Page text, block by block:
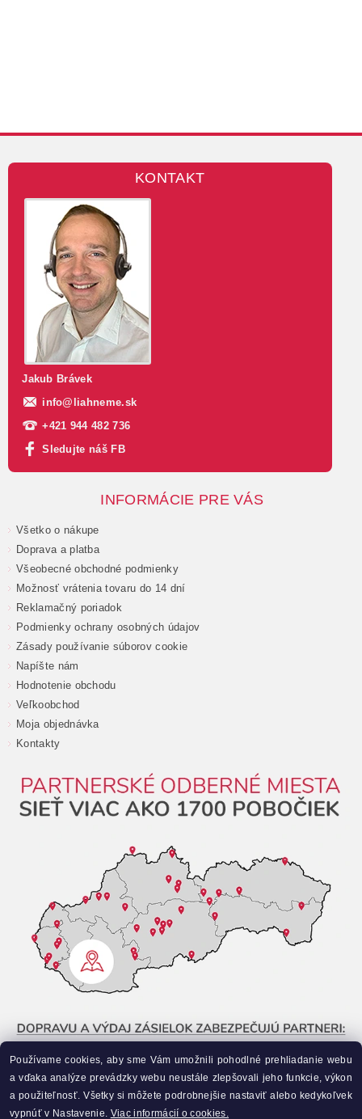
KONTAKT
Jakub Brávek
info@ liahneme.sk
+421 944 482 736
Sledujte náš FB
INFORMÁCIE PRE VÁS
Všetko o nákupe
Doprava a platba
Všeobecné obchodné podmienky
Možnosť vrátenia tovaru do 14 dní
Reklamačný poriadok
Podmienky ochrany osobných údajov
Zásady používanie súborov cookie
Napíšte nám
Hodnotenie obchodu
Veľkoobchod
Moja objednávka
Kontakty
Používame cookies, aby sme Vám umožnili pohodlné prehliadanie webu
a vďaka analýze prevádzky webu neustále zlepšovali jeho funkcie, výkon
a použiteľnosť. Všetky si môžete podrobnejšie nastaviť alebo kedykoľvek
vypnúť v Nastavenie. Viac informácií o cookies.